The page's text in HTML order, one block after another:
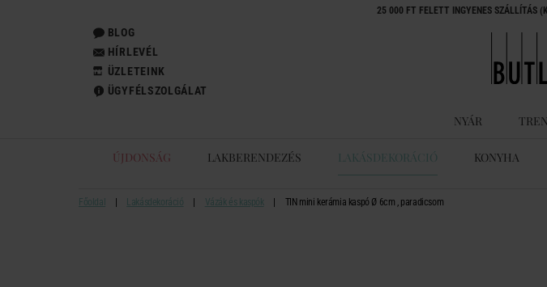
25 000 FT FELETT INGYENES SZÁLLÍTÁS
BLOG
HÍRLEVÉL
ÜZLETEINK
ÜGYFÉLSZOLGÁLAT
NYÁR
ÚJDONSÁG LAKBERENDEZÉS LAKÁSDEKORÁCIÓ KONYHA
Főoldal Lakásdekoráció Vázák és kaspók TIN mini kerámia kaspó Ø 6cm , paradicsom